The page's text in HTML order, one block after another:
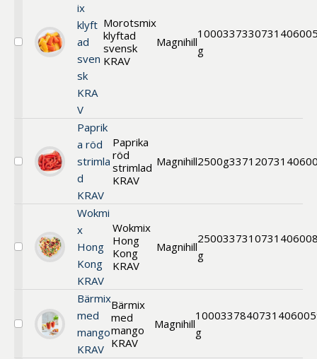
Välj
ix
klyft
ad
sven
sk
KRA
V
Morotsmix
klyftad
svensk
KRAV
Magnihill
1000
g
33733
Välj
strimlad
Paprik
a röd
strimla
d
KRAV
Paprika
röd
strimlad
KRAV
Magnihill2500g33712
Välj
Kong
Wokmi
x
Hong
Kong
KRAV
Wokmix
Hong
Kong
KRAV
Magnihill
2500
g
33731
Välj
Bärmix
med
mango
KRAV
Bärmix
med
mango
KRAV
Magnihill
1000
g
33784